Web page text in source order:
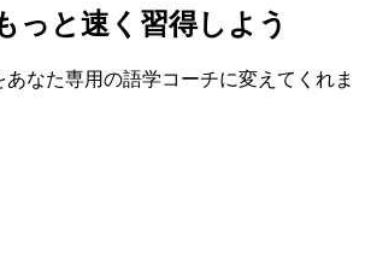
っと速く習得しよう
なた専用の語学コーチに変えてくれま